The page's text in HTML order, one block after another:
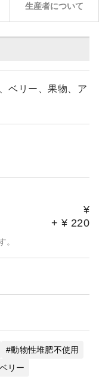
生産者について
ベリー、果物、ア
¥
+ ¥ 220
。
動物性堆肥不使用
リー